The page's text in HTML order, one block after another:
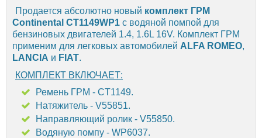
Продается абсолютно новый комплект ГРМ
Continental CT1149WP1 с водяной помпой для
бензиновых двигателей 1.4, 1.6L 16V. Комплект ГРМ
применим для легковых автомобилей ALFA ROMEO,
LANCIA и FIAT.
КОМПЛЕКТ ВКЛЮЧАЕТ:
Ремень ГРМ - CT1149.
Натяжитель - V55851.
Направляющий ролик - V55850.
Водяную помпу - WP6037.